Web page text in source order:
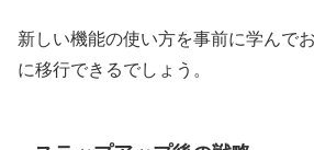
新しい機能の使い方を事前に学んで
に移行できるでしょう。